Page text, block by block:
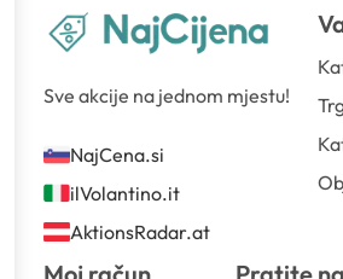
Sve akcije na jednom mjestu!
NajCena.si
ilVolantino.it
AktionsRadar.at